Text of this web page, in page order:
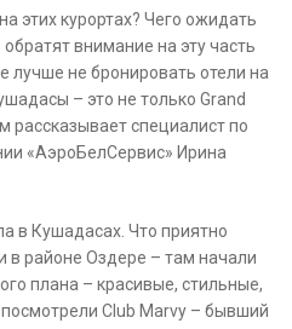
этих курортах? Чего ожидать
внимание на эту часть
не бронировать отели на
– это не только Grand
рассказывает специалист по
«АэроБелСервис» Ирина
в Кушадасах. Что приятно
в районе Оздере – там начали
плана – красивые, стильные,
Club Marvy – бывший